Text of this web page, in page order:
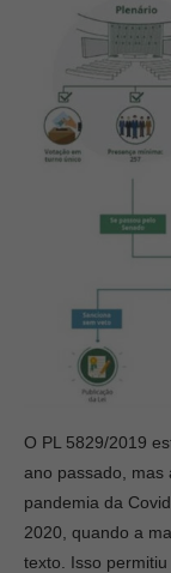
O PL 5829/2019
ano passado, mas
pandemia da
2020, quando a
texto. Isso